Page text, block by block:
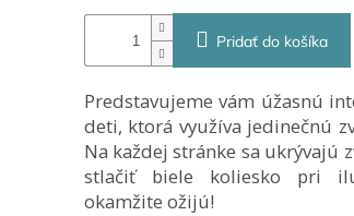
Pridať do košíka
Predstavujeme vám úžasnú
deti, ktorá využíva jedinečnú
Na každej stránke sa ukrývajú
stlačiť biele koliesko pri
okamžite ožijú!